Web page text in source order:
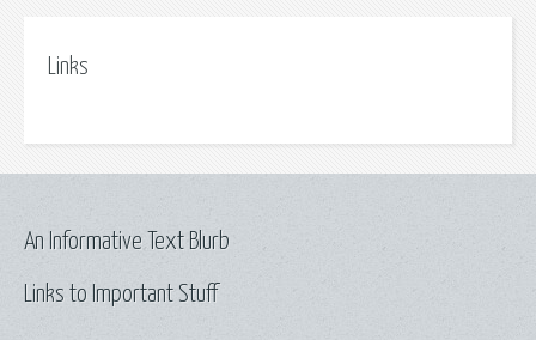
Links
Links to Important Stuff
An Informative Text Blurb